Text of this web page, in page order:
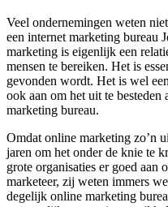
Veel ondernemingen weten
een internet marketing bureau
marketing is eigenlijk een
mensen te bereiken. Het is
gevonden wordt. Het is wel
ook aan om het uit te besteden
marketing bureau.
Omdat online marketing zo’n
jaren om het onder de knie te
grote organisaties er goed aan
marketeer, zij weten immers
degelijk online marketing